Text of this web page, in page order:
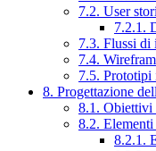
7.2. User
7.2.1.
7.3. Flussi di
7.4.
7.5. Prototipi
8. Progettazione
8.1. Obiettivi
8.2. Elementi
8.2.1.